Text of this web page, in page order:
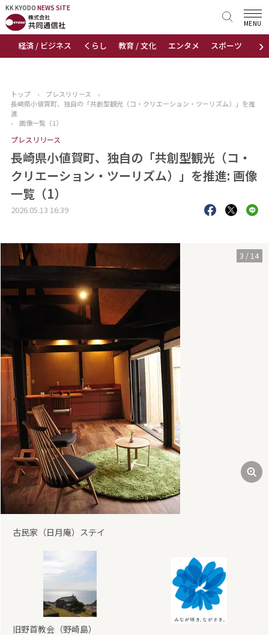
KK KYODO NEWS SITE
›
経済 / ビジネス くらし 教育 / 文化 エンタメ スポーツ 地域
MENU
KK KYODONEWS SITE
トップページ
ニュース
おすすめコンテンツ
出版物
会社概要
トップ › プレスリリース
›
長崎県小値賀町、独自の「共創型観光（コ・クリエーション・ツーリズム）」を推
進
›
画像一覧（1）
プレスリリース
長崎県小値賀町、独自の「共創型観光（コ・
クリエーション・ツーリズム）」を推進: 画像
一覧（1）
2026.05.13 16:39
古民家（日月庵）ステイ
3 / 14
旧野首教会（野崎島）